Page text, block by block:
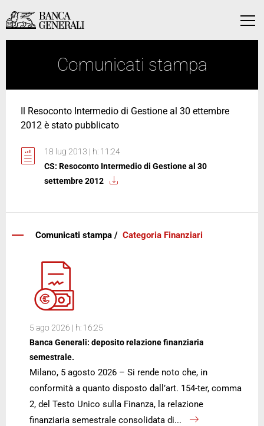
Vai al contenuto principale
Menu
Vai al contenuto principale
Comunicati stampa
Il Resoconto Intermedio di Gestione al 30 ettembre
2012 è stato pubblicato
18 lug 2013 | h: 11:24
CS: Resoconto Intermedio di Gestione al 30
settembre 2012
Comunicati stampa / Categoria Finanziari
5 ago 2026 | h: 16:25
Banca Generali: deposito relazione finanziaria
semestrale.
Milano, 5 agosto 2026 – Si rende noto che, in
conformità a quanto disposto dall’art. 154-ter, comma
2, del Testo Unico sulla Finanza, la relazione
finanziaria semestrale consolidata di...